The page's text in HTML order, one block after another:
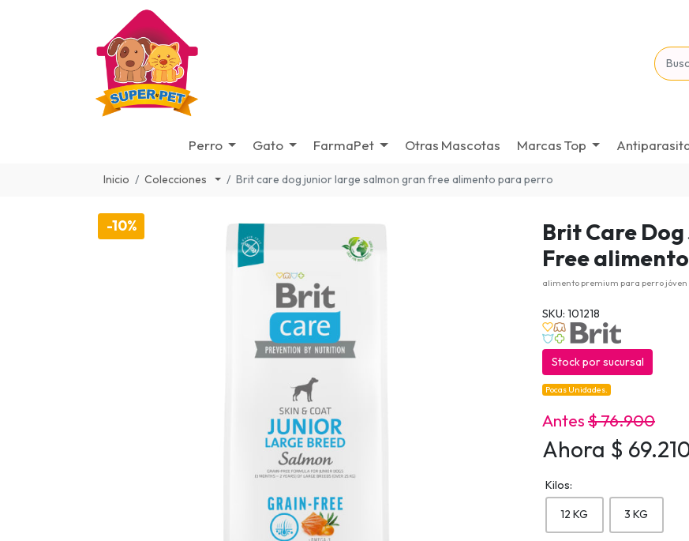
Perro Gato FarmaPet Otras Mascotas Marcas Top
Inicio Colecciones Brit care dog junior large salmon gran free alimento para perro
-10%
Brit Care
Free
alimento premium para perro
SKU: 101218
Stock por sucursal
Pocas Unidades.
Antes$ 76.900
Ahora $
Kilos:
12 KG 3 KG